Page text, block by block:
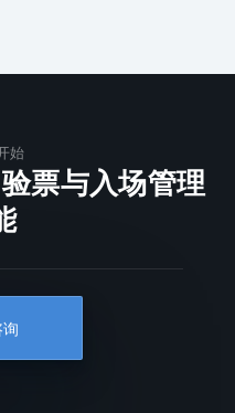
始
票与入场管理